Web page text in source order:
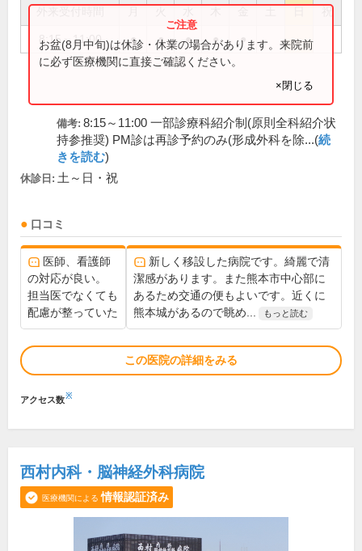
祝
8:15～11:00 ● ● ● ● ●
お盆(8月中旬)は休診・休業の場合があります。来院前
に必ず医療機関に直接ご確認ください。
×閉じる
備考: 8:15～11:00 一部診療科紹介制(原則全科紹介状
持参推奨) PM診は再診予約のみ(形成外科を除...(続
きを読む)
休診日: 土～日・祝
口コミ
医師、看護師
の対応が良い。
担当医でなくても
配慮が整っていた
新しく移設した病院です。綺麗で清
潔感があります。また熊本市中心部に
あるため交通の便もよいです。近くに
熊本城があるので眺め...
もっと読む
この医院の詳細をみる
アクセス数※
西村内科・脳神経外科病院
医療機関による 情報認証済み